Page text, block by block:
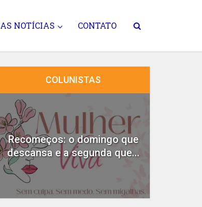
NOTÍCIAS CONTATO
COLUNISTAS
Recomeços: o domingo que
descansa e a segunda que...